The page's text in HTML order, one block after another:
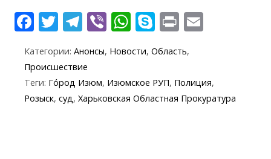
F
e
b
o
T
itt
er
T
e
gr
a
Vi
er
W
at
s
A
S
k
y
p
e
Pr
t
l
Категории: Анонсы, Новости, Область,
Происшествие
Теги: Го́род Изюм, Изюмское РУП, Полиция,
Розыск, суд, Харьковская Областная Прокуратура